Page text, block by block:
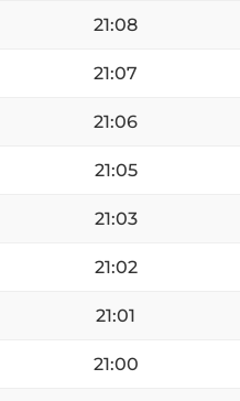
21:08
21:07
21:06
21:05
21:03
21:02
21:01
21:00